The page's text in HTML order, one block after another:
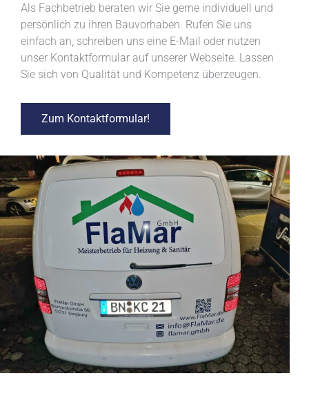
Als Fachbetrieb beraten wir Sie gerne individuell und
persönlich zu ihren Bauvorhaben. Rufen Sie uns
einfach an, schreiben uns eine E-Mail oder nutzen
unser Kontaktformular auf unserer Webseite. Lassen
Sie sich von Qualität und Kompetenz überzeugen.
Zum Kontaktformular!